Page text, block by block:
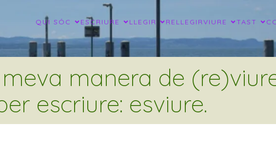
QUI SÓC ESCRIURE LLEGIR RELLEGIRVIURE TAST
manera de
escriure: esviure.